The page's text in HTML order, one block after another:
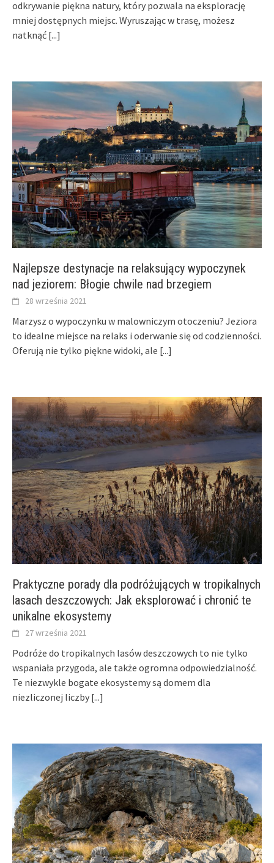
odkrywanie piękna natury, który pozwala na eksplorację
mniej dostępnych miejsc. Wyruszając w trasę, możesz
natknąć [...]
Najlepsze destynacje na relaksujący wypoczynek
nad jeziorem: Błogie chwile nad brzegiem
28 września 2021
Marzysz o wypoczynku w malowniczym otoczeniu? Jeziora
to idealne miejsce na relaks i oderwanie się od codzienności.
Oferują nie tylko piękne widoki, ale [...]
Praktyczne porady dla podróżujących w tropikalnych
lasach deszczowych: Jak eksplorować i chronić te
unikalne ekosystemy
27 września 2021
Podróże do tropikalnych lasów deszczowych to nie tylko
wspaniała przygoda, ale także ogromna odpowiedzialność.
Te niezwykle bogate ekosystemy są domem dla
niezliczonej liczby [...]